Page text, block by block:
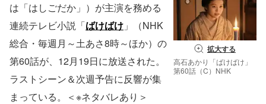
拡大する
高石あかり「ばけばけ」
第60話（C）NHK
は「はしごだか」）が主演を務める
連続テレビ小説「ばけばけ 」（NHK
総合・毎週月～土あさ8時～ほか）の
第60話が、12月19日に放送された。
ラストシーン＆次週予告に反響が集
まっている。＜※ネタバレあり＞